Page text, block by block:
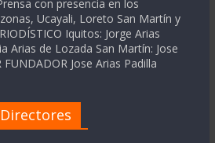
con presencia en los
Ucayali, Loreto San Martín y
Iquitos: Jorge Arias
Arias de Lozada San Martín: Jose
Jose Arias Padilla
Directores